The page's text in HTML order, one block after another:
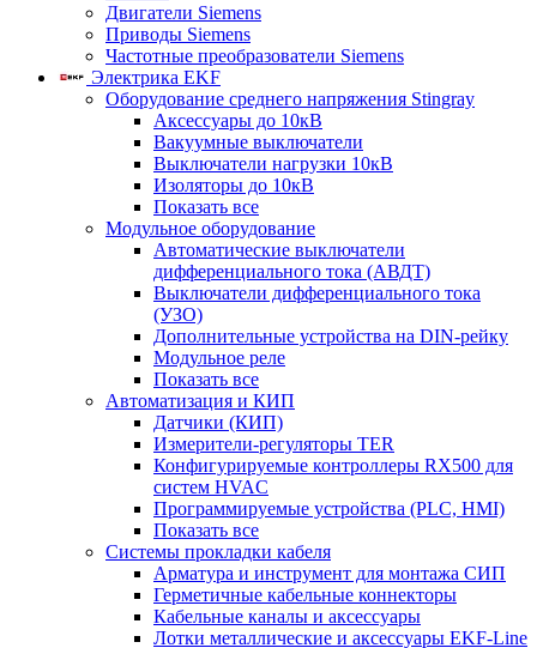
Двигатели Siemens
Приводы Siemens
Частотные преобразователи Siemens
Электрика EKF
Оборудование среднего напряжения Stingray
Аксессуары до 10кВ
Вакуумные выключатели
Выключатели нагрузки 10кВ
Изоляторы до 10кВ
Показать все
Модульное оборудование
Автоматические выключатели
дифференциального тока (АВДТ)
Выключатели дифференциального тока
(УЗО)
Дополнительные устройства на DIN-рейку
Модульное реле
Показать все
Автоматизация и КИП
Датчики (КИП)
Измерители-регуляторы TER
Конфигурируемые контроллеры RX500 для
систем HVAC
Программируемые устройства (PLC, HMI)
Показать все
Системы прокладки кабеля
Арматура и инструмент для монтажа СИП
Герметичные кабельные коннекторы
Кабельные каналы и аксессуары
Лотки металлические и аксессуары EKF-Line